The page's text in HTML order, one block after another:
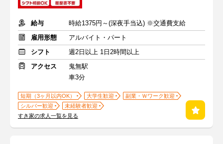
給与
時給1375円～(深夜手当込) ※交通費支給
雇用形態
アルバイト・パート
シフト
週2日以上 1日2時間以上
アクセス
鬼無駅
車3分
短期（3ヶ月以内OK） 大学生歓迎
副業・Ｗワーク歓迎
シルバー歓迎
未経験者歓迎
すき家の求人一覧を見る